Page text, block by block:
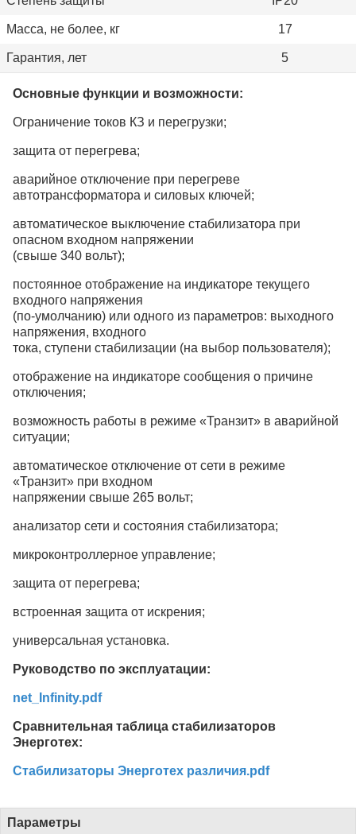
Масса, не более, кг 17
Гарантия, лет 5
Основные функции и возможности:
Ограничение токов КЗ и перегрузки;
защита от перегрева;
аварийное отключение при перегреве
автотрансформатора и силовых ключей;
автоматическое выключение стабилизатора при
опасном входном напряжении
(свыше 340 вольт);
постоянное отображение на индикаторе текущего
входного напряжения
(по-умолчанию) или одного из параметров: выходного
напряжения, входного
тока, ступени стабилизации (на выбор пользователя);
отображение на индикаторе сообщения о причине
отключения;
возможность работы в режиме «Транзит» в аварийной
ситуации;
автоматическое отключение от сети в режиме
«Транзит» при входном
напряжении свыше 265 вольт;
анализатор сети и состояния стабилизатора;
микроконтроллерное управление;
защита от перегрева;
встроенная защита от искрения;
универсальная установка.
Руководство по эксплуатации:
net_Infinity.pdf
Сравнительная таблица стабилизаторов
Энерготех:
Стабилизаторы Энерготех различия.pdf
Параметры